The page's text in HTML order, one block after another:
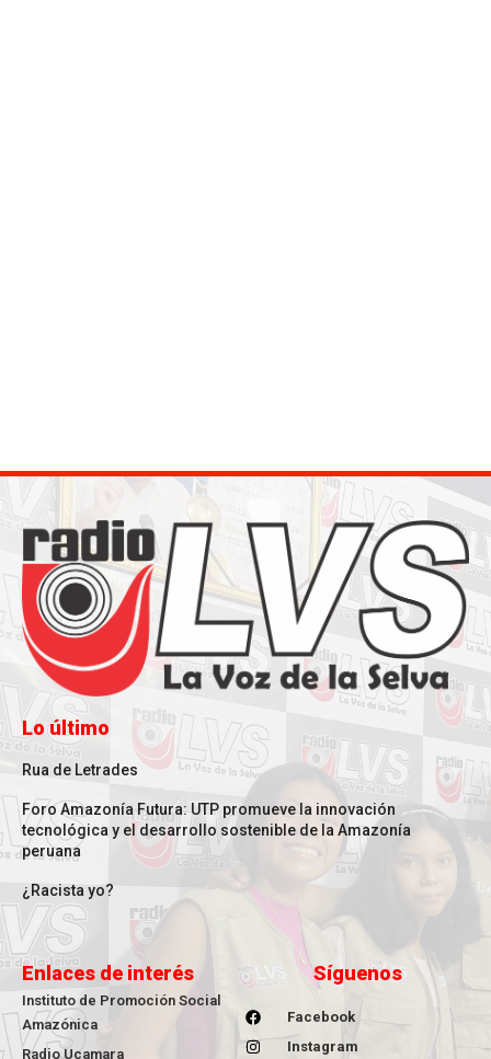
Lo último
Rua de Letrades
Foro Amazonía Futura: UTP promueve la innovación
tecnológica y el desarrollo sostenible de la Amazonía
peruana
¿Racista yo?
Enlaces de interés
Instituto de Promoción Social
Amazónica
Radio Ucamara
Síguenos
Facebook
Instagram